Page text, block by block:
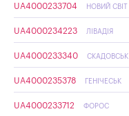
UA4000233704 НОВИЙ СВІТ
UA4000234223 ЛІВАДІЯ
UA4000233340 СКАДОВСЬК
UA4000235378 ГЕНІЧЕСЬК
UA4000233712 ФОРОС